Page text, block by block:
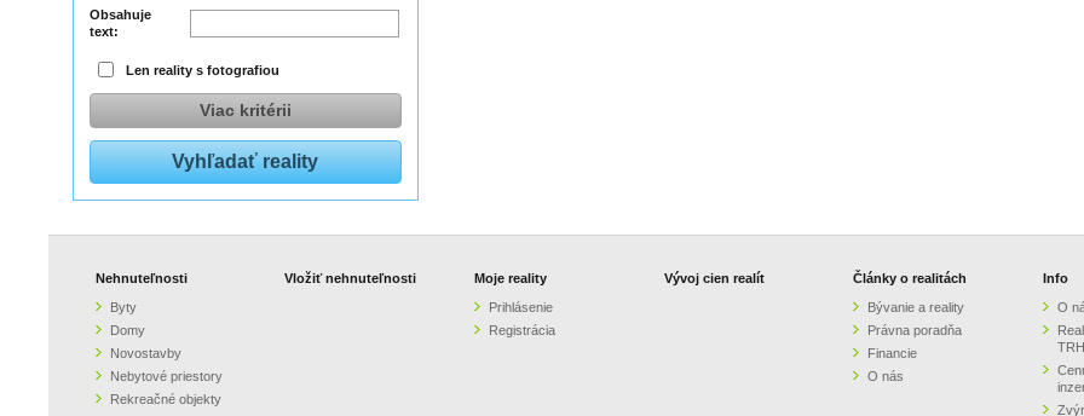
Obsahuje
text:
Len reality s fotografiou
Viac kritérii
Nehnuteľnosti
Byty
Domy
Novostavby
Nebytové priestory
Rekreačné objekty
Vložiť nehnuteľnosti
Moje reality
Prihlásenie
Registrácia
Vývoj cien realít
Články o realitách
Bývanie a reality
Právna poradňa
Financie
O nás
Info
O